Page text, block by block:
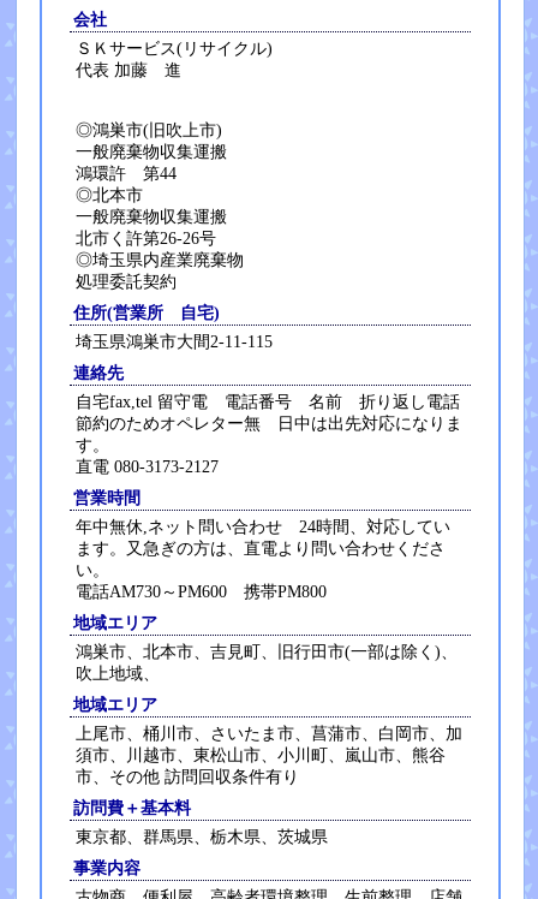
会社
ＳＫサービス(リサイクル)
代表 加藤 進
◎鴻巣市(旧吹上市)
一般廃棄物収集運搬
鴻環許 第44
◎北本市
一般廃棄物収集運搬
北市く許第26-26号
◎埼玉県内産業廃棄物
処理委託契約
住所(営業所 自宅)
埼玉県鴻巣市大間2-11-115
連絡先
自宅fax,tel 留守電 電話番号 名前 折り返し電話
節約のためオペレター無 日中は出先対応になりま
す。
直電 080-3173-2127
営業時間
年中無休,ネット問い合わせ 24時間、対応してい
ます。又急ぎの方は、直電より問い合わせくださ
い。
電話AM730～PM600 携帯PM800
地域エリア
鴻巣市、北本市、吉見町、旧行田市(一部は除く)、
吹上地域、
地域エリア
上尾市、桶川市、さいたま市、菖蒲市、白岡市、加
須市、川越市、東松山市、小川町、嵐山市、熊谷
市、その他 訪問回収条件有り
訪問費＋基本料
東京都、群馬県、栃木県、茨城県
事業内容